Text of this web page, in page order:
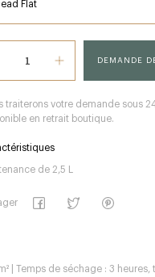
DEMANDE
traiterons votre demande sous
en retrait boutique.
de 2,5 L
| Temps de séchage : 3